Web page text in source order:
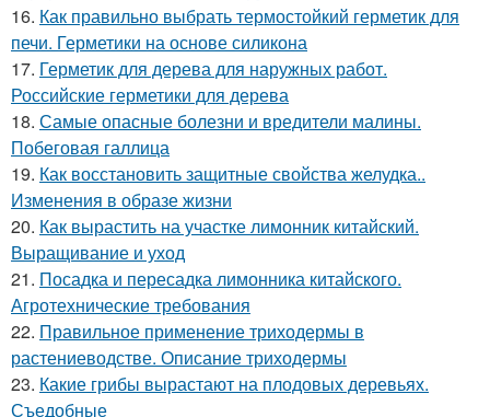
16. Как правильно выбрать термостойкий герметик для
печи. Герметики на основе силикона
17. Герметик для дерева для наружных работ.
Российские герметики для дерева
18. Самые опасные болезни и вредители малины.
Побеговая галлица
19. Как восстановить защитные свойства желудка..
Изменения в образе жизни
20. Как вырастить на участке лимонник китайский.
Выращивание и уход
21. Посадка и пересадка лимонника китайского.
Агротехнические требования
22. Правильное применение триходермы в
растениеводстве. Описание триходермы
23. Какие грибы вырастают на плодовых деревьях.
Съедобные